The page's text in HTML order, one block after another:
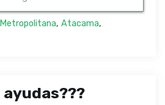
, Atacama,
ayudas???